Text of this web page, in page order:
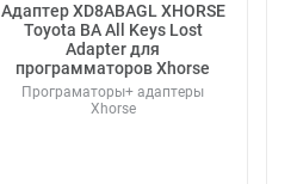
Адаптер XD8ABAGL XHORSE
Toyota BA All Keys Lost
Adapter для
программаторов Xhorse
Програматоры+ адаптеры
Xhorse